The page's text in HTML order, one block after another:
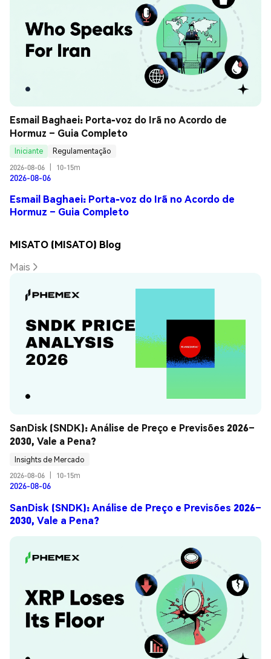
Esmail Baghaei: Porta-voz do Irã no Acordo de
Hormuz – Guia Completo
Iniciante
Regulamentação
2026-08-06
10-15m
2026-08-06
Esmail Baghaei: Porta-voz do Irã no Acordo de
Hormuz – Guia Completo
MISATO (MISATO) Blog
Mais
SanDisk (SNDK): Análise de Preço e Previsões 2026–
2030, Vale a Pena?
Insights de Mercado
2026-08-06
10-15m
2026-08-06
SanDisk (SNDK): Análise de Preço e Previsões 2026–
2030, Vale a Pena?